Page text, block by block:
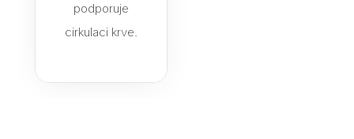
podporuje
cirkulaci krve.